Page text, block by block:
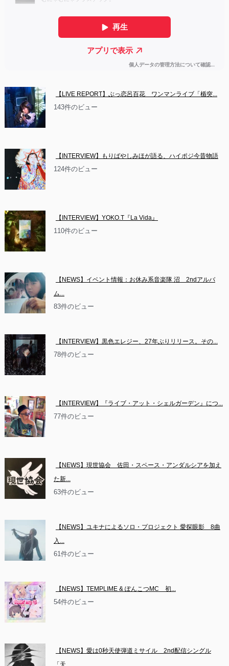
【LIVE REPORT】ぶっ恋呂百花　ワンマンライブ「楯突...
143件のビュー
【INTERVIEW】もりばやしみほが語る、ハイポジ今昔物語
124件のビュー
【INTERVIEW】YOKO.T『La Vida』
110件のビュー
【NEWS】イベント情報：お休み系音楽隊 沼　2ndアルバ
ム...
83件のビュー
【INTERVIEW】黒色エレジー、27年ぶりリリース。その...
78件のビュー
【INTERVIEW】『ライブ・アット・シェルガーデン』につ...
77件のビュー
【NEWS】現世協会　佐田・スペース・アンダルシアを加え
た新...
63件のビュー
【NEWS】ユキナによるソロ・プロジェクト 愛探眼影　8曲
入...
61件のビュー
【NEWS】TEMPLIME & ぽんこつMC　初...
54件のビュー
【NEWS】愛は0秒天使弾道ミサイル　2nd配信シングル
「天...